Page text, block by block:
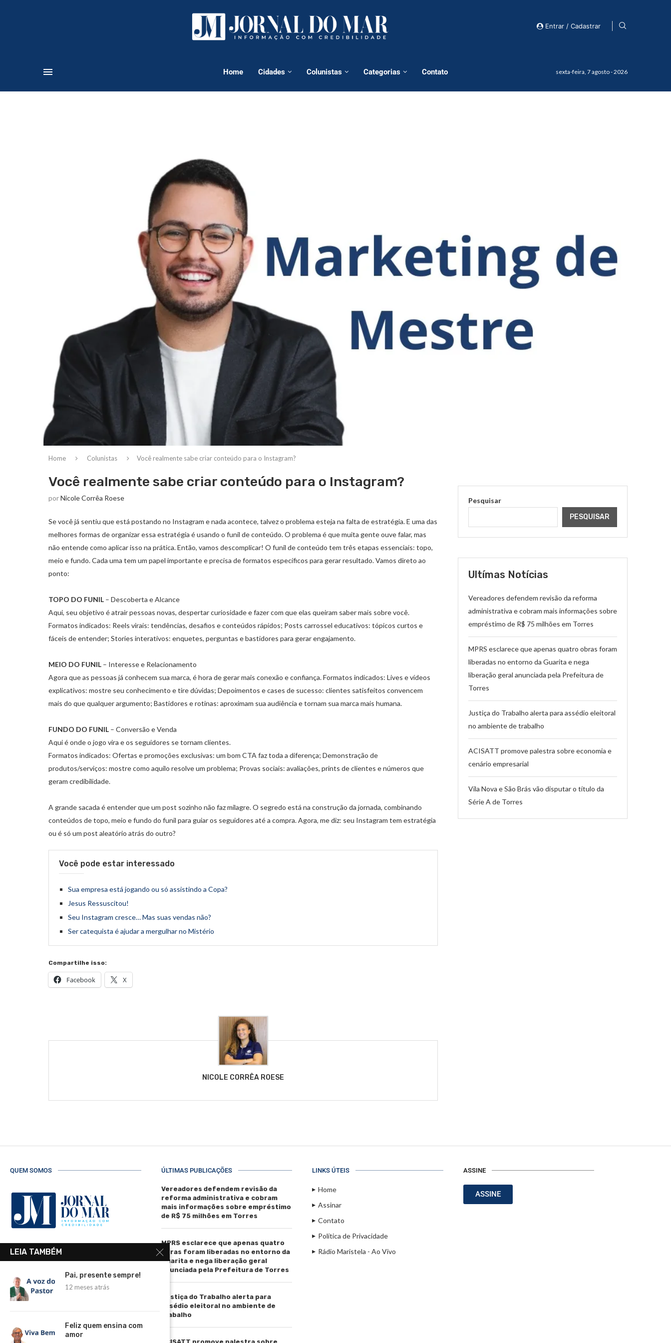
Entrar / Cadastrar
Home Cidades Colunistas Categorias Contato sexta-feira, 7 agosto - 2026
Home Colunistas Você realmente sabe criar conteúdo para o Instagram?
Você realmente sabe criar conteúdo para o Instagram?
porNicole Corrêa Roese
Se você já sentiu que está postando no Instagram e nada acontece, talvez o problema esteja na falta de estratégia. E uma das
melhores formas de organizar essa estratégia é usando o funil de conteúdo. O problema é que muita gente ouve falar, mas
não entende como aplicar isso na prática. Então, vamos descomplicar! O funil de conteúdo tem três etapas essenciais: topo,
meio e fundo. Cada uma tem um papel importante e precisa de formatos específicos para gerar resultado. Vamos direto ao
ponto:
TOPO DO FUNIL – Descoberta e Alcance
Aqui, seu objetivo é atrair pessoas novas, despertar curiosidade e fazer com que elas queiram saber mais sobre você.
Formatos indicados: Reels virais: tendências, desafios e conteúdos rápidos; Posts carrossel educativos: tópicos curtos e
fáceis de entender; Stories interativos: enquetes, perguntas e bastidores para gerar engajamento.
MEIO DO FUNIL – Interesse e Relacionamento
Agora que as pessoas já conhecem sua marca, é hora de gerar mais conexão e confiança. Formatos indicados: Lives e vídeos
explicativos: mostre seu conhecimento e tire dúvidas; Depoimentos e cases de sucesso: clientes satisfeitos convencem
mais do que qualquer argumento; Bastidores e rotinas: aproximam sua audiência e tornam sua marca mais humana.
FUNDO DO FUNIL – Conversão e Venda
Aqui é onde o jogo vira e os seguidores se tornam clientes.
Formatos indicados: Ofertas e promoções exclusivas: um bom CTA faz toda a diferença; Demonstração de
produtos/serviços: mostre como aquilo resolve um problema; Provas sociais: avaliações, prints de clientes e números que
geram credibilidade.
A grande sacada é entender que um post sozinho não faz milagre. O segredo está na construção da jornada, combinando
conteúdos de topo, meio e fundo do funil para guiar os seguidores até a compra. Agora, me diz: seu Instagram tem estratégia
ou é só um post aleatório atrás do outro?
Você pode estar interessado
Sua empresa está jogando ou só assistindo a Copa?
Jesus Ressuscitou!
Seu Instagram cresce… Mas suas vendas não?
Ser catequista é ajudar a mergulhar no Mistério
Compartilhe isso:
Facebook X
NICOLE CORRÊA ROESE
Pesquisar
PESQUISAR
Ultímas Notícias
Vereadores defendem revisão da reforma
administrativa e cobram mais informações sobre
empréstimo de R$ 75 milhões em Torres
MPRS esclarece que apenas quatro obras foram
liberadas no entorno da Guarita e nega
liberação geral anunciada pela Prefeitura de
Torres
Justiça do Trabalho alerta para assédio eleitoral
no ambiente de trabalho
ACISATT promove palestra sobre economia e
cenário empresarial
Vila Nova e São Brás vão disputar o título da
Série A de Torres
QUEM SOMOS
R. Manoel de Matos Pereira, 40 -
Telefone: (51) 3664-4188
Email:
comercial@jornaldomar.combr
imprensa@jornaldomar.combr
ÚLTIMAS PUBLICAÇÕES
Vereadores defendem revisão da
reforma administrativa e cobram
mais informações sobre empréstimo
de R$ 75 milhões em Torres
MPRS esclarece que apenas quatro
obras foram liberadas no entorno da
Guarita e nega liberação geral
anunciada pela Prefeitura de Torres
Justiça do Trabalho alerta para
assédio eleitoral no ambiente de
trabalho
LINKS ÚTEIS
Home
Assinar
Contato
Política de Privacidade
Rádio Maristela - Ao Vivo
ASSINE
ASSINE
LEIA TAMBÉM
Pai, presente sempre!
12 meses atrás
Feliz quem ensina com
amor